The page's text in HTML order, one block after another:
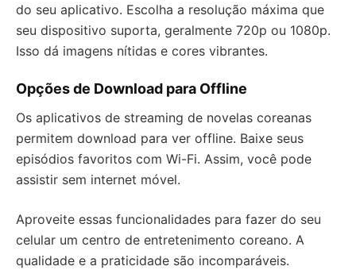
do seu aplicativo. Escolha a resolução máxima que
seu dispositivo suporta, geralmente 720p ou 1080p.
Isso dá imagens nítidas e cores vibrantes.
Opções de Download para Offline
Os aplicativos de streaming de novelas coreanas
permitem download para ver offline. Baixe seus
episódios favoritos com Wi-Fi. Assim, você pode
assistir sem internet móvel.
Aproveite essas funcionalidades para fazer do seu
celular um centro de entretenimento coreano. A
qualidade e a praticidade são incomparáveis.